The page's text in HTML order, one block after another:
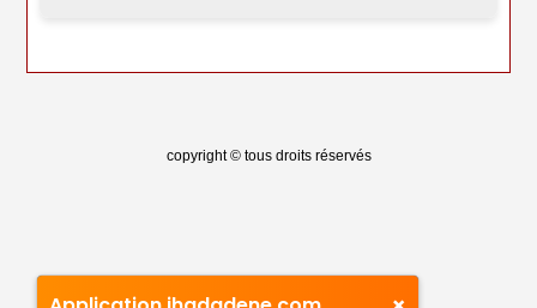
copyright © tous droits réservés